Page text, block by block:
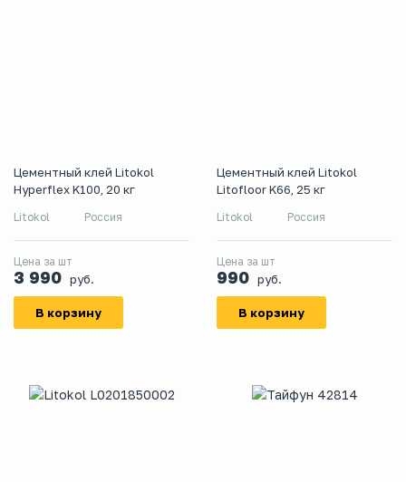
Цементный клей Litokol
Hyperflex K100, 20 кг
Litokol Россия
Цена за шт
3 990 руб.
В корзину
Цементный клей Litokol
Litofloor K66, 25 кг
Litokol Россия
Цена за шт
990 руб.
В корзину